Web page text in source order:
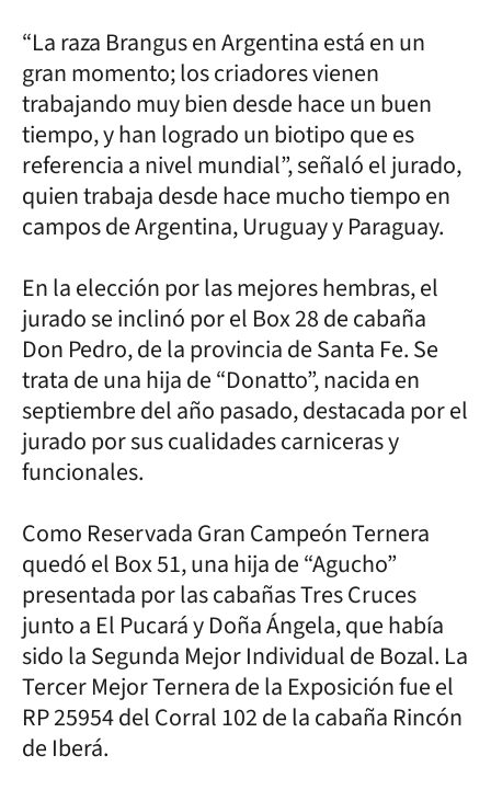
“La raza Brangus en Argentina está en un
gran momento; los criadores vienen
trabajando muy bien desde hace un buen
tiempo, y han logrado un biotipo que es
referencia a nivel mundial”, señaló el jurado,
quien trabaja desde hace mucho tiempo en
campos de Argentina, Uruguay y Paraguay.
En la elección por las mejores hembras, el
jurado se inclinó por el Box 28 de cabaña
Don Pedro, de la provincia de Santa Fe. Se
trata de una hija de “Donatto”, nacida en
septiembre del año pasado, destacada por el
jurado por sus cualidades carniceras y
funcionales.
Como Reservada Gran Campeón Ternera
quedó el Box 51, una hija de “Agucho”
presentada por las cabañas Tres Cruces
junto a El Pucará y Doña Ángela, que había
sido la Segunda Mejor Individual de Bozal. La
Tercer Mejor Ternera de la Exposición fue el
RP 25954 del Corral 102 de la cabaña Rincón
de Iberá.